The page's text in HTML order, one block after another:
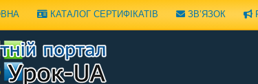
КАТАЛОГ СЕРТИФІКАТІВ ЗВ’ЯЗОК